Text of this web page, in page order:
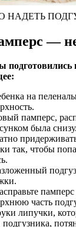
НАДЕТЬ
—
на
памперс,
была снизу.
так, чтобы
памперс
часть
липучки,
подгузника,